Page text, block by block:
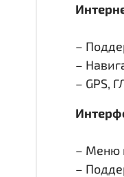
–
–
– GPS,
– Меню
–